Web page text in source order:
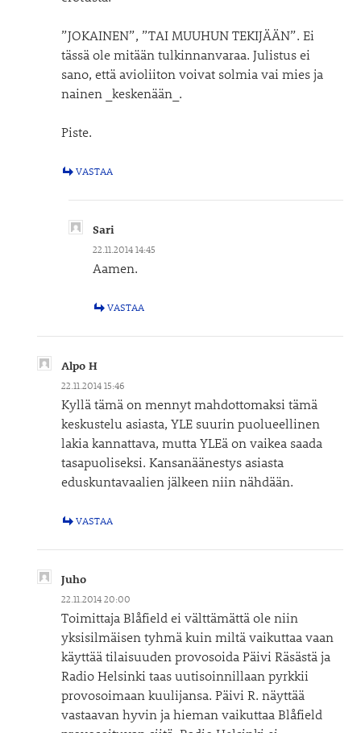
”JOKAINEN”, ”TAI MUUHUN TEKIJÄÄN”. Ei
tässä ole mitään tulkinnanvaraa. Julistus ei
sano, että avioliiton voivat solmia vai mies ja
nainen _keskenään_.
Piste.
VASTAA
Sari
22.11.2014 14:45
Aamen.
VASTAA
Alpo H
22.11.2014 15:46
Kyllä tämä on mennyt mahdottomaksi tämä
keskustelu asiasta, YLE suurin puolueellinen
lakia kannattava, mutta YLEä on vaikea saada
tasapuoliseksi. Kansanäänestys asiasta
eduskuntavaalien jälkeen niin nähdään.
VASTAA
Juho
22.11.2014 20:00
Toimittaja Blåfield ei välttämättä ole niin
yksisilmäisen tyhmä kuin miltä vaikuttaa vaan
käyttää tilaisuuden provosoida Päivi Räsästä ja
Radio Helsinki taas uutisoinnillaan pyrkkii
provosoimaan kuulijansa. Päivi R. näyttää
vastaavan hyvin ja hieman vaikuttaa Blåfield